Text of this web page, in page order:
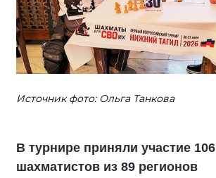
Источник фото: Ольга Танкова
В турнире приняли участие 106
шахматистов из 89 регионов